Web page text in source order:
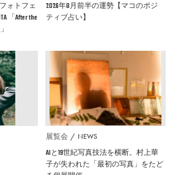
ォトフェ
「After the
2026年8月前半の運勢【マコのポジ
ティブ占い】
展覧会 NEWS
AIと19世紀写真技法を横断。村上華
子が失われた「最初の写真」をたど